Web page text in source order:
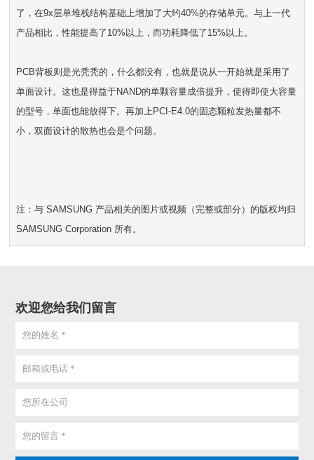
了，在9x层单堆栈结构基础上增加了大约40%的存储单元。与上一代
产品相比，性能提高了10%以上，而功耗降低了15%以上。
PCB背板则是光秃秃的，什么都没有，也就是说从一开始就是采用了
单面设计。这也是得益于NAND的单颗容量成倍提升，使得即使大容量
的型号，单面也能放得下。再加上PCI-E4.0的固态颗粒发热量都不
小，双面设计的散热也会是个问题。
注：与 SAMSUNG 产品相关的图片或视频（完整或部分）的版权均归
SAMSUNG Corporation 所有。
欢迎您给我们留言